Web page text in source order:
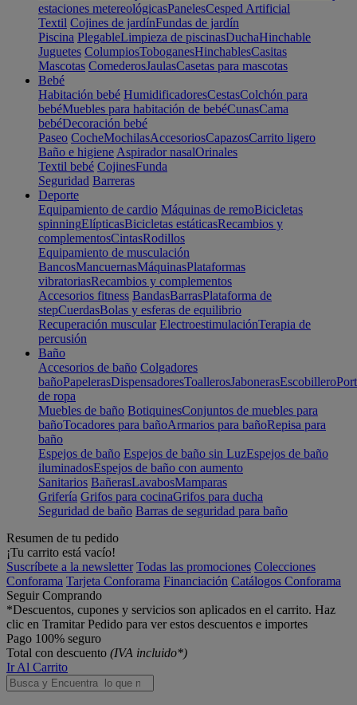
estaciones metereológicasPanelesCesped Artificial
Textil Cojines de jardínFundas de jardín
Piscina PlegableLimpieza de piscinasDuchaHinchable
Juguetes ColumpiosToboganesHinchablesCasitas
Mascotas ComederosJaulasCasetas para mascotas
Bebé
Habitación bebé HumidificadoresCestasColchón para
bebéMuebles para habitación de bebéCunasCama
bebéDecoración bebé
Paseo CocheMochilasAccesoriosCapazosCarrito ligero
Baño e higiene Aspirador nasalOrinales
Textil bebé CojinesFunda
Seguridad Barreras
Deporte
Equipamiento de cardio Máquinas de remoBicicletas
spinningElípticasBicicletas estáticasRecambios y
complementosCintasRodillos
Equipamiento de musculación
BancosMancuernasMáquinasPlataformas
vibratoriasRecambios y complementos
Accesorios fitness BandasBarrasPlataforma de
stepCuerdasBolas y esferas de equilibrio
Recuperación muscular ElectroestimulaciónTerapia de
percusión
Baño
Accesorios de baño Colgadores
bañoPapelerasDispensadoresToallerosJabonerasEscobillero
de ropa
Muebles de baño BotiquinesConjuntos de muebles para
bañoTocadores para bañoArmarios para bañoRepisa para
baño
Espejos de baño Espejos de baño sin LuzEspejos de baño
iluminadosEspejos de baño con aumento
Sanitarios BañerasLavabosMamparas
Grifería Grifos para cocinaGrifos para ducha
Seguridad de baño Barras de seguridad para baño
Resumen de tu pedido
¡Tu carrito está vacío!
Suscríbete a la newsletter Todas las promociones Colecciones
Conforama Tarjeta Conforama Financiación Catálogos Conforama
Seguir Comprando
*Descuentos, cupones y servicios son aplicados en el carrito. Haz
clic en Tramitar Pedido para ver estos descuentos e importes
Pago 100% seguro
Total con descuento (IVA incluido*)
Ir Al Carrito